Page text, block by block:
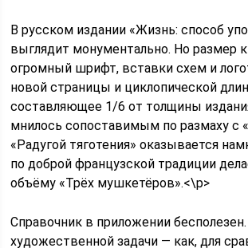
В русском издании «Жизнь: способ
выглядит монументально. Но размер
огромный шрифт, вставки схем и
новой страницы и циклопической
составляющее 1/6 от толщины
мнилось сопоставимым по размаху с
«Радугой тяготения» оказывается
по доброй французской традиции
объёму «Трёх мушкетёров».<\p>
Справочник в приложении
художественной задачи — как, для